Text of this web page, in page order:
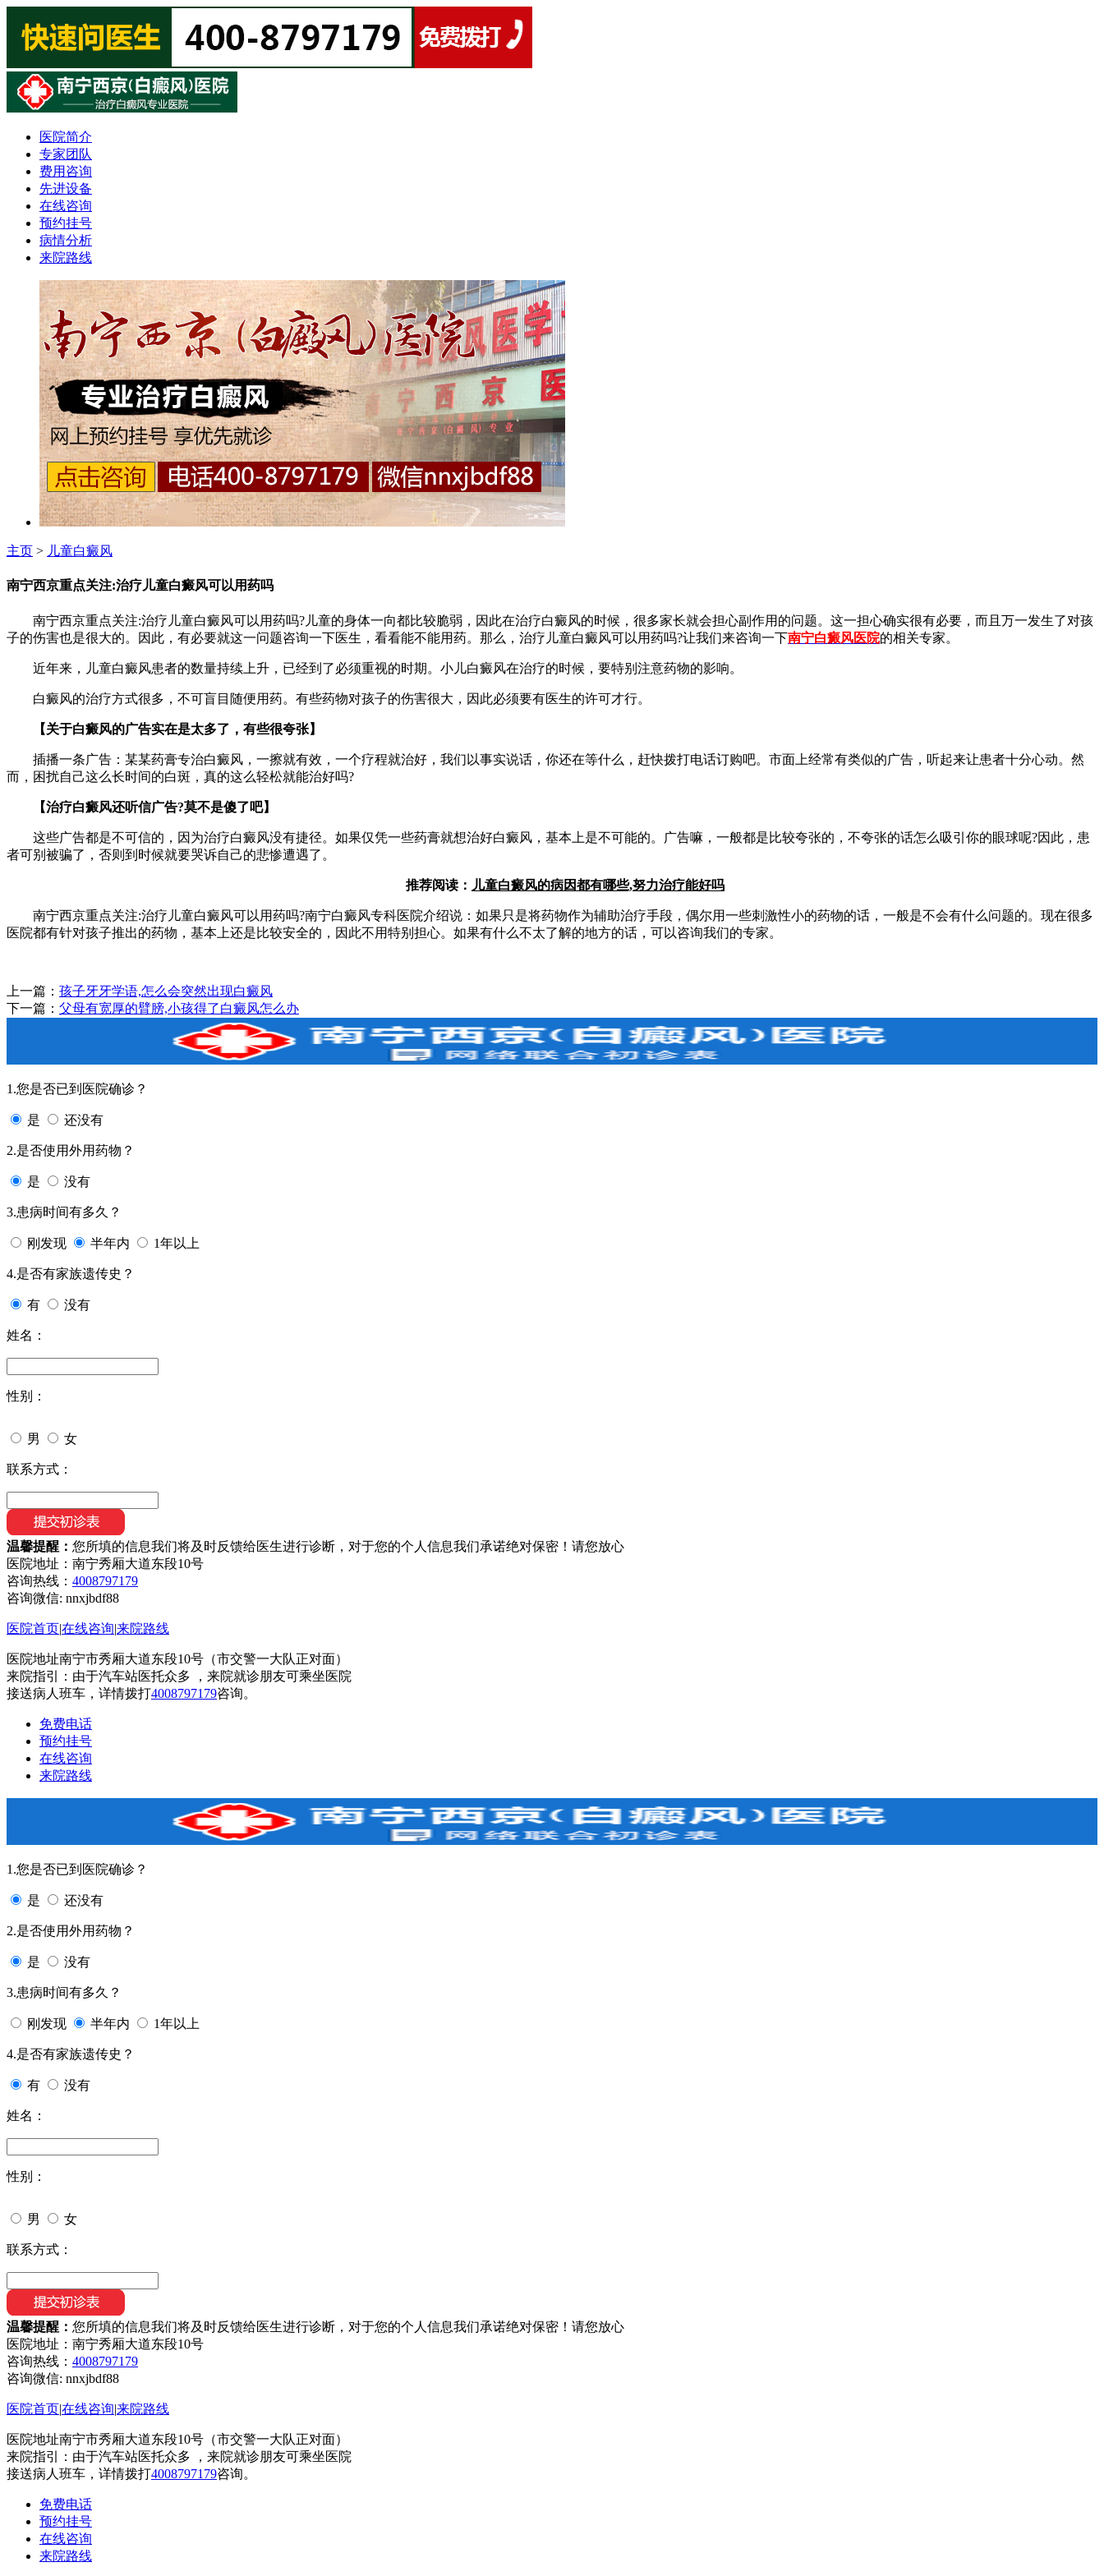
医院简介
专家团队
费用咨询
先进设备
在线咨询
预约挂号
病情分析
来院路线
主页 > 儿童白癜风
南宁西京重点关注:治疗儿童白癜风可以用药吗
南宁西京重点关注:治疗儿童白癜风可以用药吗?儿童的身体一向都比较脆弱，因此在治疗白癜风的时候，很多家长就会担心副作用的问题。这一担心确实很有必要，而且万一发生了对孩
子的伤害也是很大的。因此，有必要就这一问题咨询一下医生，看看能不能用药。那么，治疗儿童白癜风可以用药吗?让我们来咨询一下南宁白癜风医院的相关专家。
近年来，儿童白癜风患者的数量持续上升，已经到了必须重视的时期。小儿白癜风在治疗的时候，要特别注意药物的影响。
白癜风的治疗方式很多，不可盲目随便用药。有些药物对孩子的伤害很大，因此必须要有医生的许可才行。
【关于白癜风的广告实在是太多了，有些很夸张】
插播一条广告：某某药膏专治白癜风，一擦就有效，一个疗程就治好，我们以事实说话，你还在等什么，赶快拨打电话订购吧。市面上经常有类似的广告，听起来让患者十分心动。然
而，困扰自己这么长时间的白斑，真的这么轻松就能治好吗?
【治疗白癜风还听信广告?莫不是傻了吧】
这些广告都是不可信的，因为治疗白癜风没有捷径。如果仅凭一些药膏就想治好白癜风，基本上是不可能的。广告嘛，一般都是比较夸张的，不夸张的话怎么吸引你的眼球呢?因此，患
者可别被骗了，否则到时候就要哭诉自己的悲惨遭遇了。
推荐阅读： 儿童白癜风的病因都有哪些,努力治疗能好吗
南宁西京重点关注:治疗儿童白癜风可以用药吗?南宁白癜风专科医院介绍说：如果只是将药物作为辅助治疗手段，偶尔用一些刺激性小的药物的话，一般是不会有什么问题的。现在很多
医院都有针对孩子推出的药物，基本上还是比较安全的，因此不用特别担心。如果有什么不太了解的地方的话，可以咨询我们的专家。
上一篇： 孩子牙牙学语,怎么会突然出现白癜风
下一篇： 父母有宽厚的臂膀,小孩得了白癜风怎么办
1.您是否已到医院确诊？
是 还没有
2.是否使用外用药物？
是 没有
3.患病时间有多久？
刚发现 半年内 1年以上
4.是否有家族遗传史？
有 没有
姓名：
性别：
男 女
联系方式：
温馨提醒： 您所填的信息我们将及时反馈给医生进行诊断，对于您的个人信息我们承诺绝对保密！请您放心
医院地址：南宁秀厢大道东段10号
咨询热线： 4008797179
咨询微信: nnxjbdf88
医院首页|在线咨询|来院路线
医院地址南宁市秀厢大道东段10号（市交警一大队正对面）
来院指引：由于汽车站医托众多 ，来院就诊朋友可乘坐医院
接送病人班车，详情拨打4008797179咨询。
免费电话
预约挂号
在线咨询
来院路线
1.您是否已到医院确诊？
是 还没有
2.是否使用外用药物？
是 没有
3.患病时间有多久？
刚发现 半年内 1年以上
4.是否有家族遗传史？
有 没有
姓名：
性别：
男 女
联系方式：
温馨提醒： 您所填的信息我们将及时反馈给医生进行诊断，对于您的个人信息我们承诺绝对保密！请您放心
医院地址：南宁秀厢大道东段10号
咨询热线： 4008797179
咨询微信: nnxjbdf88
医院首页|在线咨询|来院路线
医院地址南宁市秀厢大道东段10号（市交警一大队正对面）
来院指引：由于汽车站医托众多 ，来院就诊朋友可乘坐医院
接送病人班车，详情拨打4008797179咨询。
免费电话
预约挂号
在线咨询
来院路线